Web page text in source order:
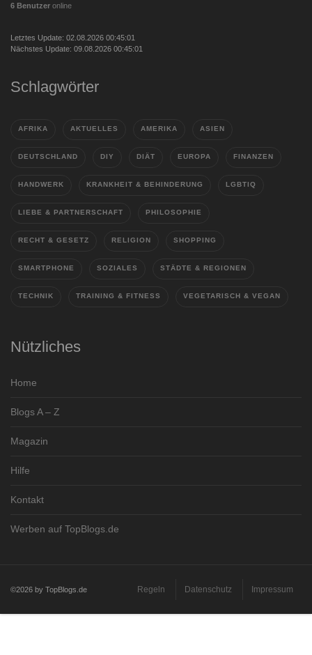
6 Benutzer online
Letztes Update: 02.08.2026 00:45:01
Nächstes Update: 09.08.2026 00:45:01
Schlagwörter
AFRIKA AKTUELLES AMERIKA ASIEN
DEUTSCHLAND DIY DIÄT EUROPA FINANZEN
HANDWERK KRANKHEIT & BEHINDERUNG LGBTIQ
LIEBE & PARTNERSCHAFT PHILOSOPHIE
RECHT & GESETZ RELIGION SHOPPING
SMARTPHONE SOZIALES STÄDTE & REGIONEN
TECHNIK TRAINING & FITNESS VEGETARISCH & VEGAN
Nützliches
Home
Blogs A – Z
Magazin
Hilfe
Kontakt
Werben auf TopBlogs.de
©2026 by TopBlogs.de Regeln Datenschutz Impressum